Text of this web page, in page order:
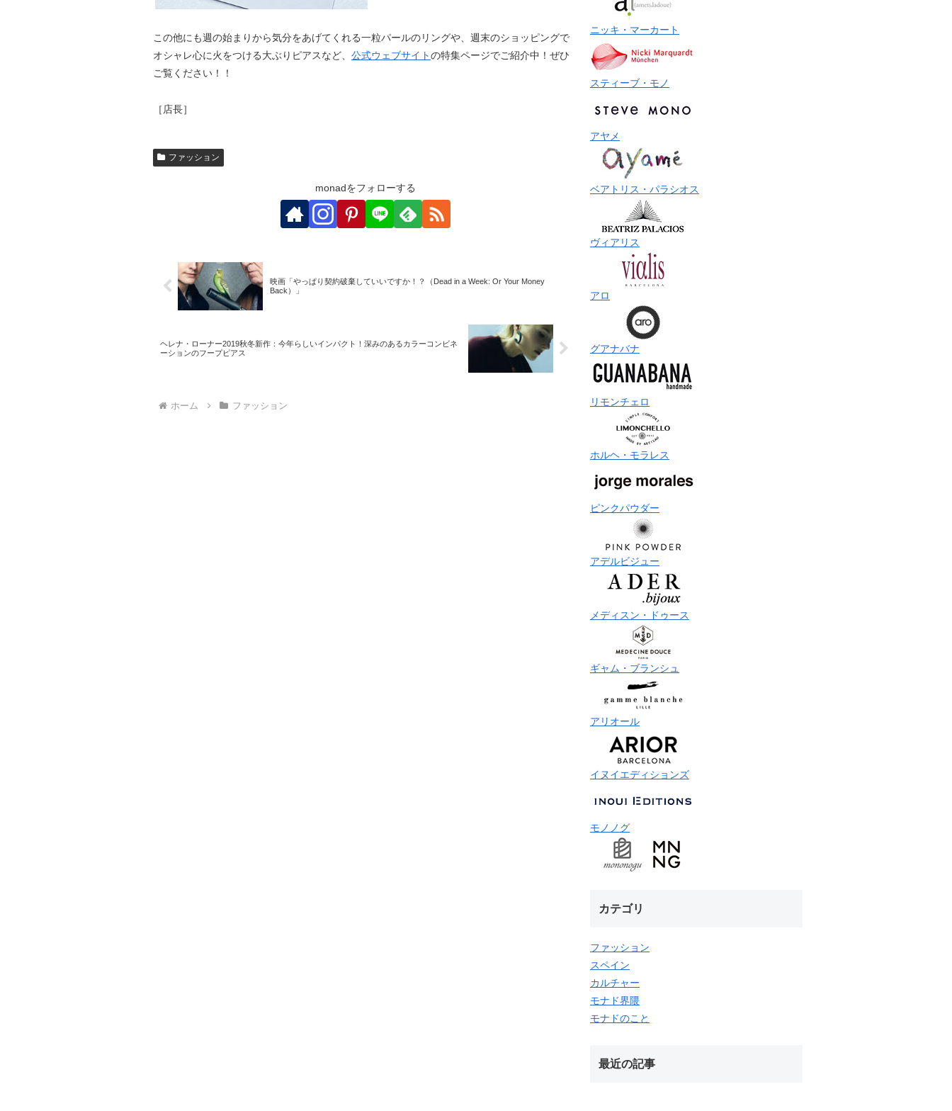
この他にも週の始まりから気分をあげてくれる一粒パールのリングや、週末のショッピングで
オシャレ心に火をつける大ぶりピアスなど、 公式ウェブサイトの特集ページでご紹介中！ぜひ
ご覧ください！！
［店長］
ファッション
monadをフォローする
映画「やっぱり契約破棄していいですか！？（Dead in a Week: Or Your Money
Back）」
ヘレナ・ローナー2019秋冬新作：今年らしいインパクト！深みのあるカラーコンビネ
ーションのフープピアス
ホーム ファッション
ニッキ・マーカート
スティーブ・モノ
アヤメ
ベアトリス・パラシオス
ヴィアリス
アロ
グアナバナ
リモンチェロ
ホルヘ・モラレス
ピンクパウダー
アデルビジュー
メディスン・ドゥース
ギャム・ブランシュ
アリオール
イヌイエディションズ
モノノグ
カテゴリ
ファッション
スペイン
カルチャー
モナド界隈
モナドのこと
最近の記事